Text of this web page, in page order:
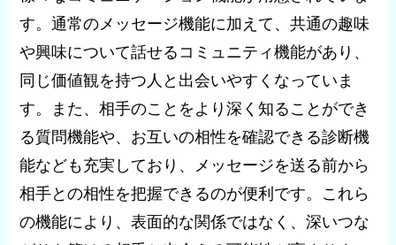
す。通常のメッセージ機能に加えて、共通の趣味
や興味について話せるコミュニティ機能があり、
同じ価値観を持つ人と出会いやすくなっていま
す。また、相手のことをより深く知ることができ
る質問機能や、お互いの相性を確認できる診断機
能なども充実しており、メッセージを送る前から
相手との相性を把握できるのが便利です。これら
の機能により、表面的な関係ではなく、深いつな